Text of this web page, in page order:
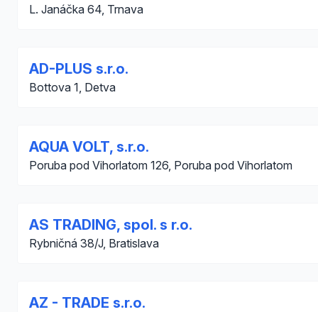
L. Janáčka 64, Trnava
AD-PLUS s.r.o.
Bottova 1, Detva
AQUA VOLT, s.r.o.
Poruba pod Vihorlatom 126, Poruba pod Vihorlatom
AS TRADING, spol. s r.o.
Rybničná 38/J, Bratislava
AZ - TRADE s.r.o.